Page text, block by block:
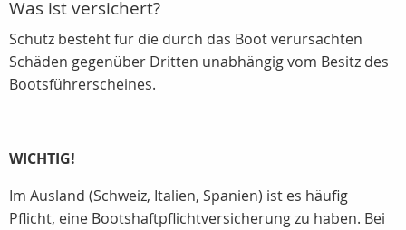
Was ist versichert?
Schutz besteht für die durch das Boot verursachten
Schäden gegenüber Dritten unabhängig vom Besitz des
Bootsführerscheines.
WICHTIG!
Im Ausland (Schweiz, Italien, Spanien) ist es häufig
Pflicht, eine Bootshaftpflichtversicherung zu haben. Bei